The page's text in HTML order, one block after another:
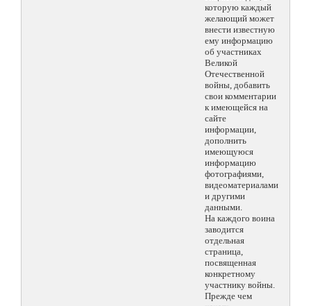
которую каждый
желающий может
внести известную
ему информацию
об участниках
Великой
Отечественной
войны, добавить
свои комментарии
к имеющейся на
сайте
информации,
дополнить
имеющуюся
информацию
фотографиями,
видеоматериалами
и другими
данными.
На каждого воина
заводится
отдельная
страница,
посвященная
конкретному
участнику войны.
Прежде чем